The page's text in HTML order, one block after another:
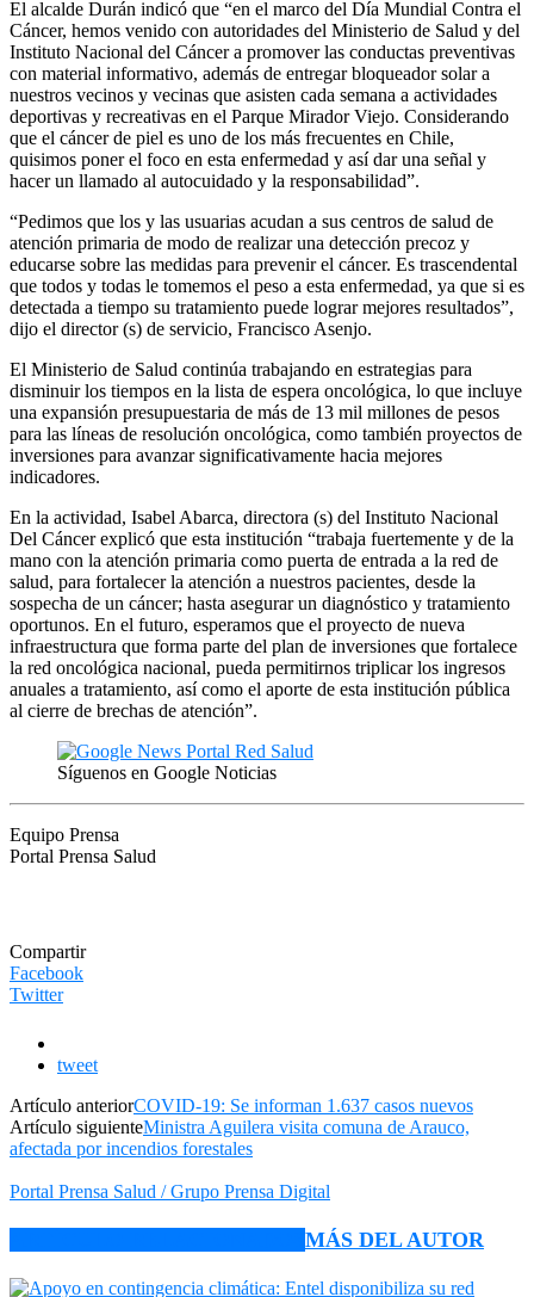
El alcalde Durán indicó que “en el marco del Día Mundial Contra el
Cáncer, hemos venido con autoridades del Ministerio de Salud y del
Instituto Nacional del Cáncer a promover las conductas preventivas
con material informativo, además de entregar bloqueador solar a
nuestros vecinos y vecinas que asisten cada semana a actividades
deportivas y recreativas en el Parque Mirador Viejo. Considerando
que el cáncer de piel es uno de los más frecuentes en Chile,
quisimos poner el foco en esta enfermedad y así dar una señal y
hacer un llamado al autocuidado y la responsabilidad”.
“Pedimos que los y las usuarias acudan a sus centros de salud de
atención primaria de modo de realizar una detección precoz y
educarse sobre las medidas para prevenir el cáncer. Es trascendental
que todos y todas le tomemos el peso a esta enfermedad, ya que si es
detectada a tiempo su tratamiento puede lograr mejores resultados”,
dijo el director (s) de servicio, Francisco Asenjo.
El Ministerio de Salud continúa trabajando en estrategias para
disminuir los tiempos en la lista de espera oncológica, lo que incluye
una expansión presupuestaria de más de 13 mil millones de pesos
para las líneas de resolución oncológica, como también proyectos de
inversiones para avanzar significativamente hacia mejores
indicadores.
En la actividad, Isabel Abarca, directora (s) del Instituto Nacional
Del Cáncer explicó que esta institución “trabaja fuertemente y de la
mano con la atención primaria como puerta de entrada a la red de
salud, para fortalecer la atención a nuestros pacientes, desde la
sospecha de un cáncer; hasta asegurar un diagnóstico y tratamiento
oportunos. En el futuro, esperamos que el proyecto de nueva
infraestructura que forma parte del plan de inversiones que fortalece
la red oncológica nacional, pueda permitirnos triplicar los ingresos
anuales a tratamiento, así como el aporte de esta institución pública
al cierre de brechas de atención”.
Síguenos en Google Noticias
Equipo Prensa
Portal Prensa Salud
Compartir
Facebook
Twitter
tweet
Artículo anteriorCOVID-19: Se informan 1.637 casos nuevos
Artículo siguienteMinistra Aguilera visita comuna de Arauco,
afectada por incendios forestales
Portal Prensa Salud / Grupo Prensa Digital
MÁS DEL AUTOR